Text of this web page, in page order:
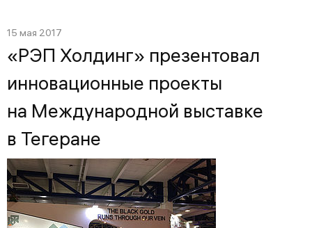
15 мая 2017
«РЭП Холдинг» презентовал
инновационные проекты
на Международной выставке
в Тегеране